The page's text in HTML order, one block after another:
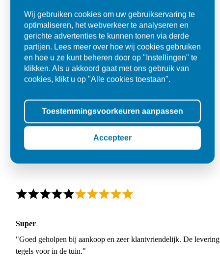
Super
"Goed geholpen bij aankoop en zeer klantvriendelijk. De
tegels voor in de tuin."
Wij gebruiken cookies om uw gebruikservaring te
optimaliseren, het webverkeer te analyseren en
gerichte advertenties te kunnen tonen via derde
partijen. Lees meer over hoe wij cookies gebruiken
en hoe u ze kunt beheren door op "Instellingen" te
klikken. Als u akkoord gaat met ons gebruik van
cookies, klikt u op "Alle cookies toestaan".
Toestemmingsvoorkeuren aanpassen
Accepteer